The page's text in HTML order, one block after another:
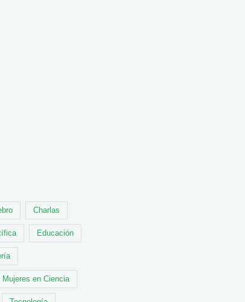
Charlas
Educación
Mujeres en Ciencia